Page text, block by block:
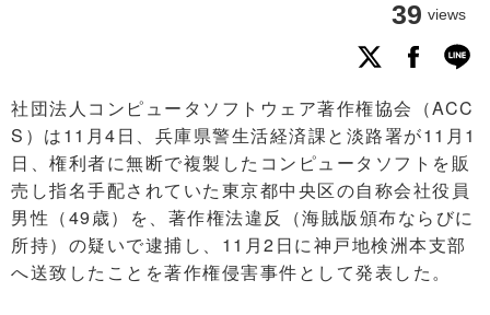
39 views
社団法人コンピュータソフトウェア著作権協会（ACC
S）は11月4日、兵庫県警生活経済課と淡路署が11月1
日、権利者に無断で複製したコンピュータソフトを販
売し指名手配されていた東京都中央区の自称会社役員
男性（49歳）を、著作権法違反（海賊版頒布ならびに
所持）の疑いで逮捕し、11月2日に神戸地検洲本支部
へ送致したことを著作権侵害事件として発表した。